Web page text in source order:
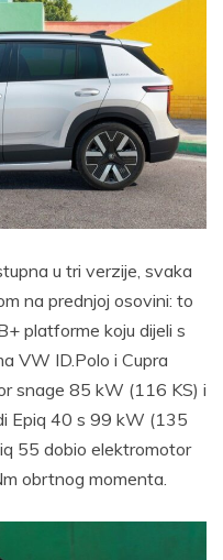
u tri verzije, svaka
na prednjoj osovini: to
platforme koju dijeli s
VW ID.Polo i Cupra
snage 85 kW (116 KS) i
Epiq 40 s 99 kW (135
55 dobio elektromotor
obrtnog momenta.